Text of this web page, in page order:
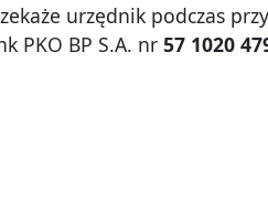
urzędnik podczas
PKO BP S.A. nr 57 1020